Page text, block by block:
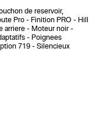
de reservoir,
Pro Finition PRO
Hill
arriere
Moteur noir
Poignees
719
Silencieux